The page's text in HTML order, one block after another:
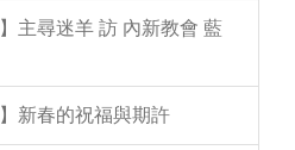
主尋迷羊 訪 內新教會 藍
新春的祝福與期許